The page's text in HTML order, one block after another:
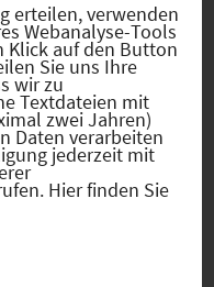
Strauß mit
73 Länder an
-regionen
und
erteilen, verwenden
Webanalyse-Tools
Klick auf den Button
Sie uns Ihre
wir zu
Textdateien mit
zwei Jahren)
Daten verarbeiten
jederzeit mit
Hier finden Sie